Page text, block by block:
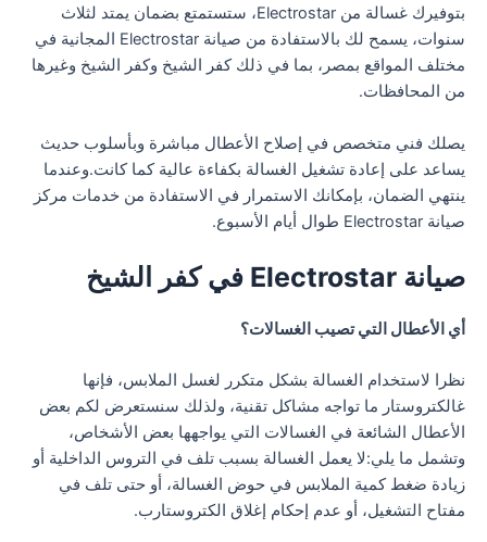
بتوفيرك غسالة من Electrostar، ستستمتع بضمان يمتد لثلاث
سنوات، يسمح لك بالاستفادة من صيانة Electrostar المجانية في
مختلف المواقع بمصر، بما في ذلك كفر الشيخ وكفر الشيخ وغيرها
من المحافظات.
يصلك فني متخصص في إصلاح الأعطال مباشرة وبأسلوب حديث
يساعد على إعادة تشغيل الغسالة بكفاءة عالية كما كانت.وعندما
ينتهي الضمان، بإمكانك الاستمرار في الاستفادة من خدمات مركز
صيانة Electrostar طوال أيام الأسبوع.
صيانة Electrostar في كفر الشيخ
أي الأعطال التي تصيب الغسالات؟
نظرا لاستخدام الغسالة بشكل متكرر لغسل الملابس، فإنها
غالكتروستار ما تواجه مشاكل تقنية، ولذلك سنستعرض لكم بعض
الأعطال الشائعة في الغسالات التي يواجهها بعض الأشخاص،
وتشمل ما يلي:لا يعمل الغسالة بسبب تلف في التروس الداخلية أو
زيادة ضغط كمية الملابس في حوض الغسالة، أو حتى تلف في
مفتاح التشغيل، أو عدم إحكام إغلاق الكتروستارب.